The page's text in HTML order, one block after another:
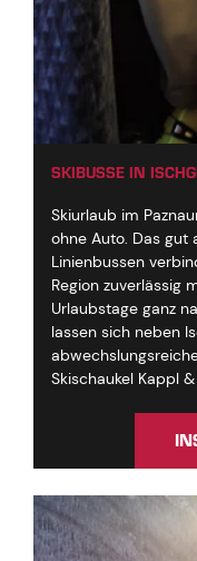
SKIBUSSE IN
Skiurlaub im
ohne Auto. Das gut
Linienbussen
Region zuverlässig
Urlaubstage ganz
lassen sich neben
Skischaukel Kappl